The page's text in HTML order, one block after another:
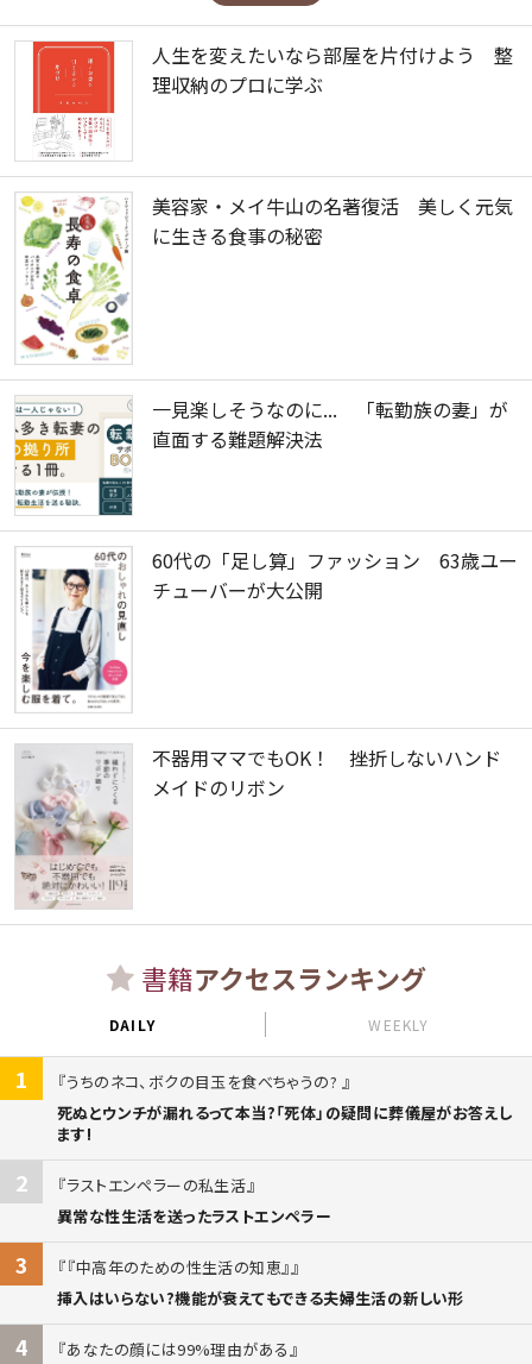
人生を変えたいなら部屋を片付けよう 整
理収納のプロに学ぶ
美容家・メイ牛山の名著復活 美しく元気
に生きる食事の秘密
一見楽しそうなのに... 「転勤族の妻」が
直面する難題解決法
60代の「足し算」ファッション 63歳ユー
チューバーが大公開
不器用ママでもOK！ 挫折しないハンド
メイドのリボン
書籍アクセスランキング
DAILY WEEKLY
1
うちのネコ、ボクの目玉を食べちゃうの?
死ぬとウンチが漏れるって本当?「死体」の疑問に葬儀屋がお答えし
ます!
2
ラストエンペラーの私生活
異常な性生活を送ったラストエンペラー
3
『中高年のための性生活の知恵』
挿入はいらない?機能が衰えてもできる夫婦生活の新しい形
4
あなたの顔には99%理由がある